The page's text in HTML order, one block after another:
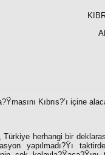
Kıbrıs?’ı içine
herhangi bir
yapılmadı?Ÿı